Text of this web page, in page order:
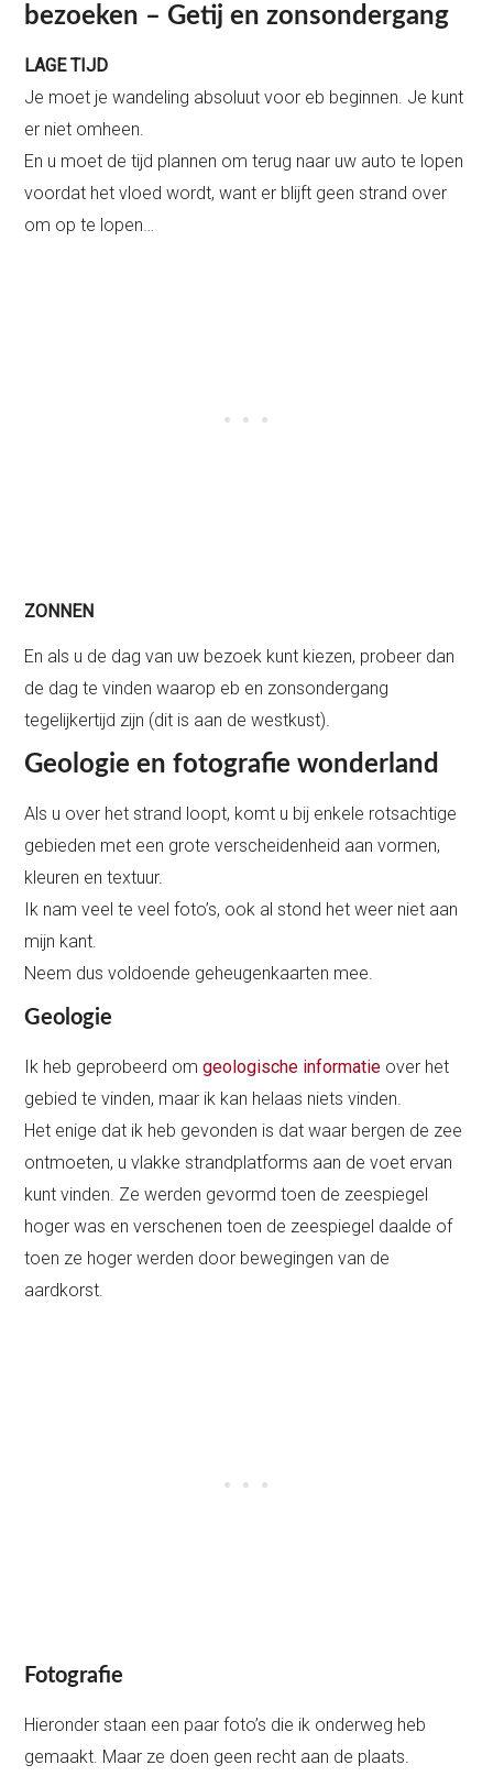
bezoeken – Getij en zonsondergang
LAGE TIJD
Je moet je wandeling absoluut voor eb beginnen. Je kunt
er niet omheen.
En u moet de tijd plannen om terug naar uw auto te lopen
voordat het vloed wordt, want er blijft geen strand over
om op te lopen…
ZONNEN
En als u de dag van uw bezoek kunt kiezen, probeer dan
de dag te vinden waarop eb en zonsondergang
tegelijkertijd zijn (dit is aan de westkust).
Geologie en fotografie wonderland
Als u over het strand loopt, komt u bij enkele rotsachtige
gebieden met een grote verscheidenheid aan vormen,
kleuren en textuur.
Ik nam veel te veel foto’s, ook al stond het weer niet aan
mijn kant.
Neem dus voldoende geheugenkaarten mee.
Geologie
Ik heb geprobeerd omgeologische informatie over het
gebied te vinden, maar ik kan helaas niets vinden.
Het enige dat ik heb gevonden is dat waar bergen de zee
ontmoeten, u vlakke strandplatforms aan de voet ervan
kunt vinden. Ze werden gevormd toen de zeespiegel
hoger was en verschenen toen de zeespiegel daalde of
toen ze hoger werden door bewegingen van de
aardkorst.
Fotografie
Hieronder staan een paar foto’s die ik onderweg heb
gemaakt. Maar ze doen geen recht aan de plaats.